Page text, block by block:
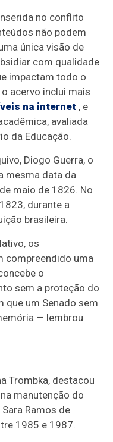
no conflito
não podem
única visão de
com qualidade
impactam todo o
acervo inclui mais
na internet , e
avaliada
da Educação.
Diogo Guerra, o
mesma data da
maio de 1826. No
durante a
brasileira.
os
compreendido uma
o
sem a proteção do
que um Senado sem
— lembrou
Trombka, destacou
manutenção do
Ramos de
1985 e 1987.